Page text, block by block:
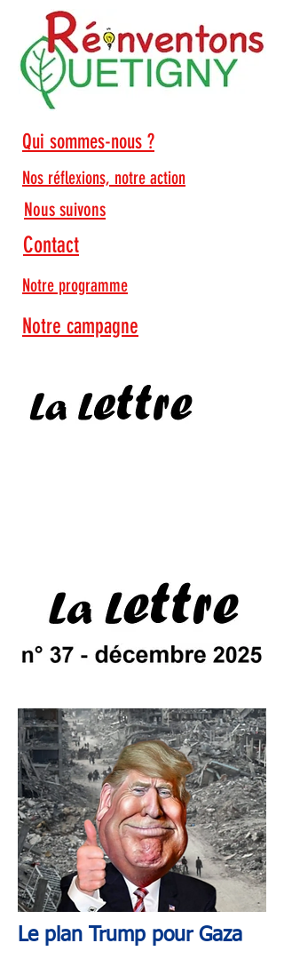
Qui sommes-nous ?
Nos réflexions, notre action
Nous suivons
Contact
Notre programme
Notre campagne
Le plan Trump pour Gaza